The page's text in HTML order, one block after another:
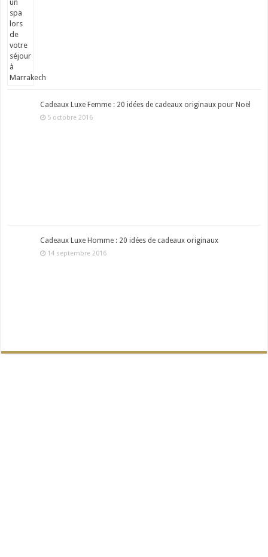
Cadeaux Luxe Femme : 20 idées de cadeaux originaux pour Noël
5 octobre 2016
Cadeaux Luxe Homme : 20 idées de cadeaux originaux
14 septembre 2016